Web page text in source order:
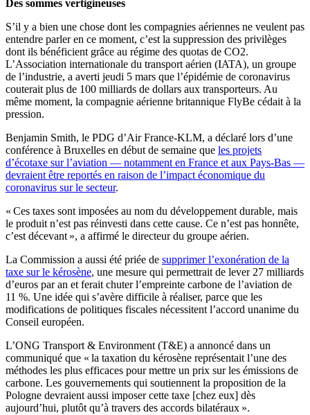
Des sommes vertigineuses
S’il y a bien une chose dont les compagnies aériennes ne veulent pas
entendre parler en ce moment, c’est la suppression des privilèges
dont ils bénéficient grâce au régime des quotas de CO2.
L’Association internationale du transport aérien (IATA), un groupe
de l’industrie, a averti jeudi 5 mars que l’épidémie de coronavirus
couterait plus de 100 milliards de dollars aux transporteurs. Au
même moment, la compagnie aérienne britannique FlyBe cédait à la
pression.
Benjamin Smith, le PDG d’Air France-KLM, a déclaré lors d’une
conférence à Bruxelles en début de semaine que les projets
d’écotaxe sur l’aviation — notamment en France et aux Pays-Bas —
devraient être reportés en raison de l’impact économique du
coronavirus sur le secteur.
« Ces taxes sont imposées au nom du développement durable, mais
le produit n’est pas réinvesti dans cette cause. Ce n’est pas honnête,
c’est décevant », a affirmé le directeur du groupe aérien.
La Commission a aussi été priée de supprimer l’exonération de la
taxe sur le kérosène, une mesure qui permettrait de lever 27 milliards
d’euros par an et ferait chuter l’empreinte carbone de l’aviation de
11 %. Une idée qui s’avère difficile à réaliser, parce que les
modifications de politiques fiscales nécessitent l’accord unanime du
Conseil européen.
L’ONG Transport & Environment (T&E) a annoncé dans un
communiqué que « la taxation du kérosène représentait l’une des
méthodes les plus efficaces pour mettre un prix sur les émissions de
carbone. Les gouvernements qui soutiennent la proposition de la
Pologne devraient aussi imposer cette taxe [chez eux] dès
aujourd’hui, plutôt qu’à travers des accords bilatéraux ».